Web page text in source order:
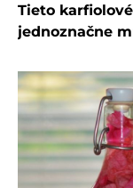
Tieto
jednoznačne